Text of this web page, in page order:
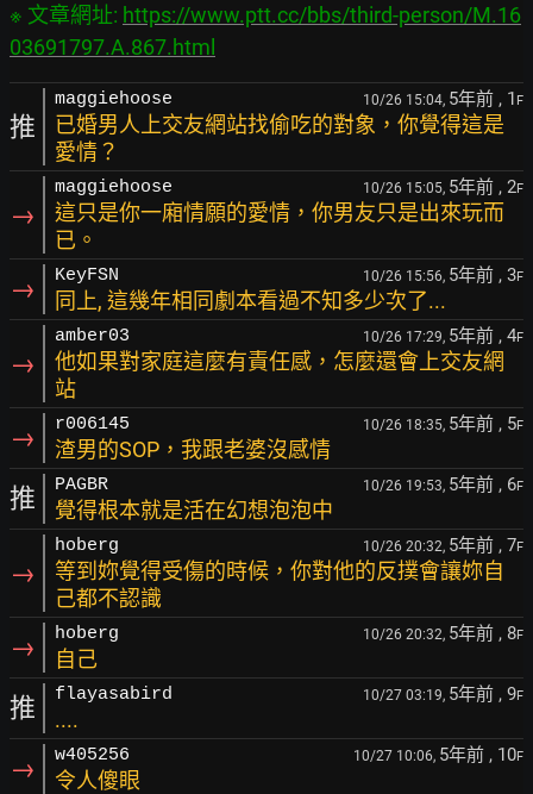
※ 文章網址: https://www.ptt.cc/bbs/third-person/M.16
03691797.A.867.html
推
maggiehoose 10/26 15:04, 5年前 , 1 F
已婚男人上交友網站找偷吃的對象，你覺得這是
愛情？
→
maggiehoose 10/26 15:05, 5年前 , 2F
這只是你一廂情願的愛情，你男友只是出來玩而
已。
→ KeyFSN 10/26 15:56, 5年前 , 3F
同上, 這幾年相同劇本看過不知多少次了...
→
amber03 10/26 17:29, 5年前 , 4F
他如果對家庭這麼有責任感，怎麼還會上交友網
站
→ r006145 10/26 18:35, 5年前 , 5F
渣男的SOP，我跟老婆沒感情
推 PAGBR 10/26 19:53, 5年前 , 6F
覺得根本就是活在幻想泡泡中
→
hoberg 10/26 20:32, 5年前 , 7F
等到妳覺得受傷的時候，你對他的反撲會讓妳自
己都不認識
→ hoberg 10/26 20:32, 5年前 , 8F
自己
推 flayasabird 10/27 03:19, 5年前 , 9F
....
→ w405256 10/27 10:06, 5年前 , 10F
令人傻眼